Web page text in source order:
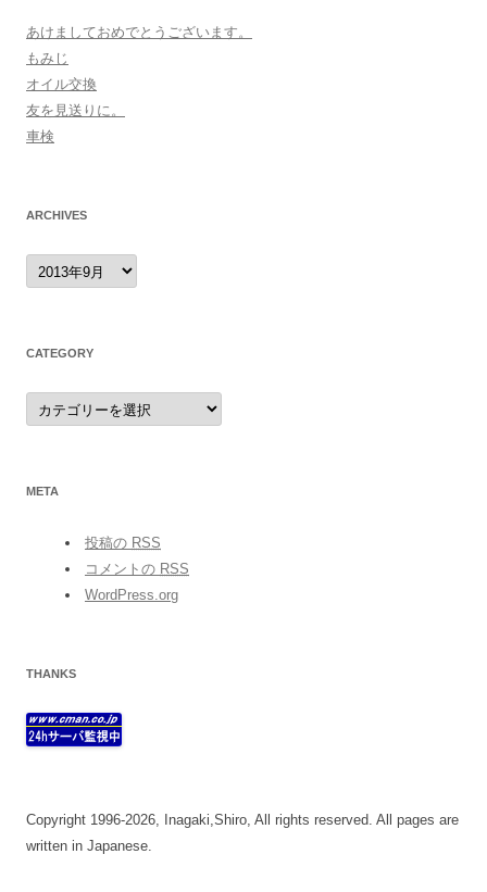
あけましておめでとうございます。
もみじ
オイル交換
友を見送りに。
車検
ARCHIVES
archives
CATEGORY
category
META
投稿の RSS
コメントの RSS
WordPress.org
THANKS
Copyright 1996-2026, Inagaki,Shiro, All rights reserved. All pages are
written in Japanese.